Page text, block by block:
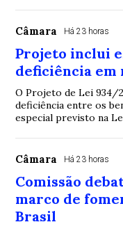
Câmara Há 23 horas
Projeto inclui
deficiência em
O Projeto de Lei 934/
deficiência entre os
especial previsto na
Câmara Há 23 horas
Comissão
marco de
Brasil